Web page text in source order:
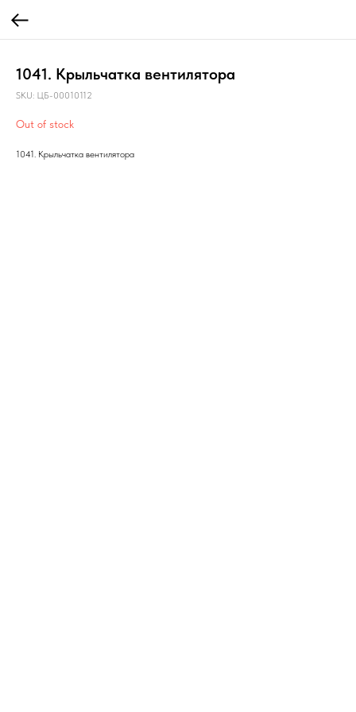
1041. Крыльчатка вентилятора
SKU: ЦБ-00010112
Out of stock
1041. Крыльчатка вентилятора